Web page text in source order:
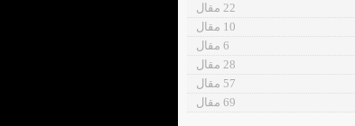
22 مقال
10 مقال
6 مقال
28 مقال
57 مقال
69 مقال